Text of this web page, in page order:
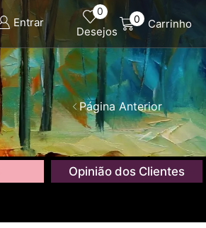
Entrar
0
Desejos
0 Carrinho
Página Anterior
Opinião dos Clientes